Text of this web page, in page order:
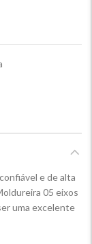
e de alta
05 eixos
uma excelente